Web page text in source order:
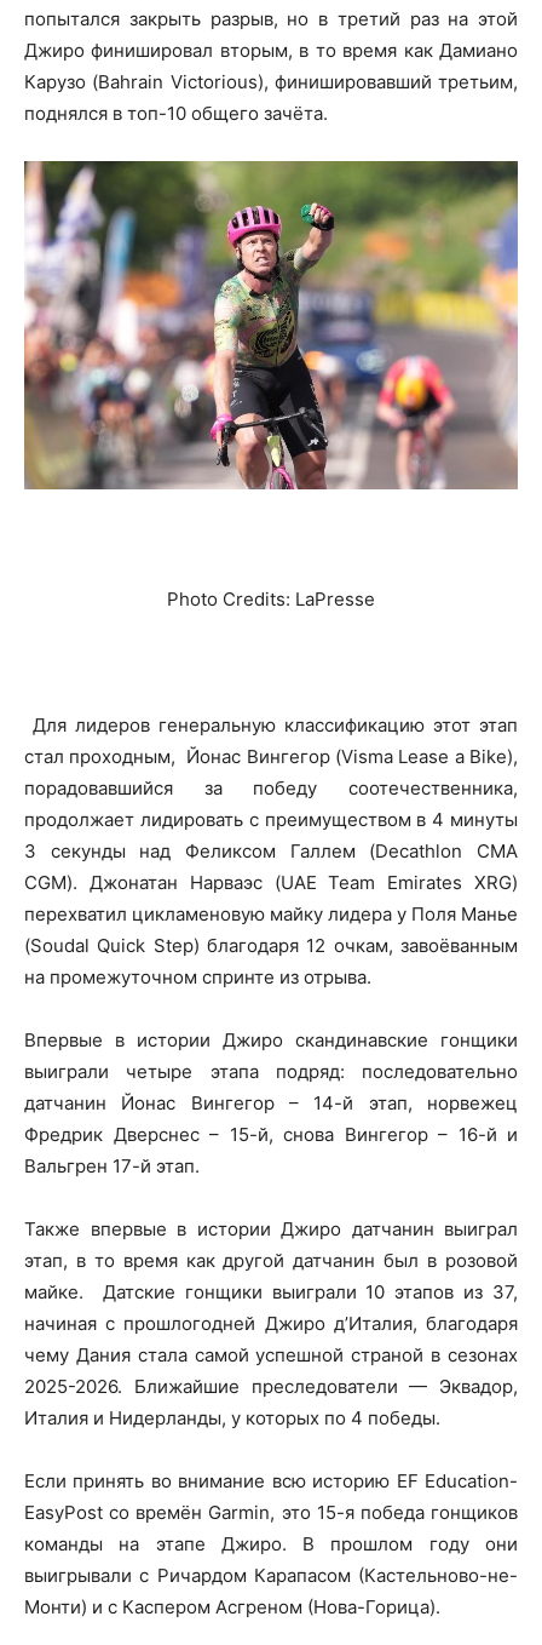
попытался закрыть разрыв, но в третий раз на этой
Джиро финишировал вторым, в то время как Дамиано
Карузо (Bahrain Victorious), финишировавший третьим,
поднялся в топ-10 общего зачёта.
Photo Credits: LaPresse
Для лидеров генеральную классификацию этот этап
стал проходным, Йонас Вингегор (Visma Lease a Bike),
порадовавшийся за победу соотечественника,
продолжает лидировать с преимуществом в 4 минуты
3 секунды над Феликсом Галлем (Decathlon CMA
CGM). Джонатан Нарваэс (UAE Team Emirates XRG)
перехватил цикламеновую майку лидера у Поля Манье
(Soudal Quick Step) благодаря 12 очкам, завоёванным
на промежуточном спринте из отрыва.
Впервые в истории Джиро скандинавские гонщики
выиграли четыре этапа подряд: последовательно
датчанин Йонас Вингегор – 14-й этап, норвежец
Фредрик Дверснес – 15-й, снова Вингегор – 16-й и
Вальгрен 17-й этап.
Также впервые в истории Джиро датчанин выиграл
этап, в то время как другой датчанин был в розовой
майке. Датские гонщики выиграли 10 этапов из 37,
начиная с прошлогодней Джиро д’Италия, благодаря
чему Дания стала самой успешной страной в сезонах
2025-2026. Ближайшие преследователи — Эквадор,
Италия и Нидерланды, у которых по 4 победы.
Если принять во внимание всю историю EF Education-
EasyPost со времён Garmin, это 15-я победа гонщиков
команды на этапе Джиро. В прошлом году они
выигрывали с Ричардом Карапасом (Кастельново-не-
Монти) и с Каспером Асгреном (Нова-Горица).